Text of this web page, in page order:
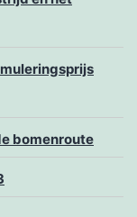
bomenroute